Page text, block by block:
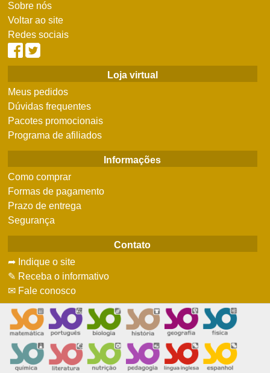
Sobre nós
Voltar ao site
Redes sociais
Loja virtual
Meus pedidos
Dúvidas frequentes
Pacotes promocionais
Programa de afiliados
Informações
Como comprar
Formas de pagamento
Prazo de entrega
Segurança
Contato
➦ Indique o site
✎ Receba o informativo
✉ Fale conosco